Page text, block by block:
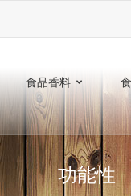
食品香料
功能性